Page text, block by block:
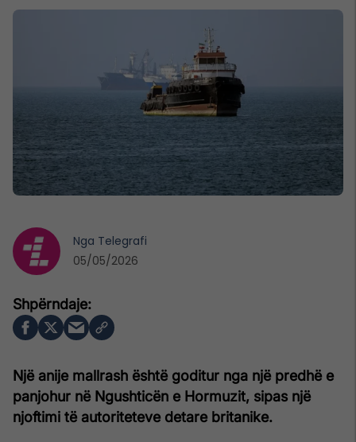
Një anije mallrash është goditur nga një predhë e
panjohur në Ngushticën e Hormuzit, sipas një
njoftimi të autoriteteve detare britanike.
Nga Telegrafi
05/05/2026